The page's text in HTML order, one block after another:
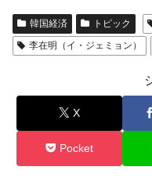
韓国経済 トピック
李在明（イ・ジェミョン）
X
Pocket